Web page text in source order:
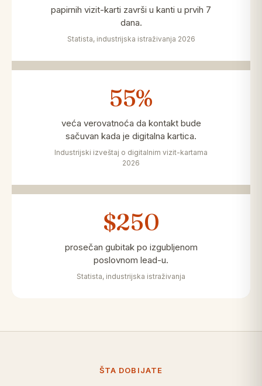
papirnih vizit-karti završi u kanti u prvih 7
dana.
Statista, industrijska istraživanja 2026
55%
veća verovatnoća da kontakt bude
sačuvan kada je digitalna kartica.
Industrijski izveštaj o digitalnim vizit-kartama
2026
$250
prosečan gubitak po izgubljenom
poslovnom lead-u.
Statista, industrijska istraživanja
ŠTA DOBIJATE